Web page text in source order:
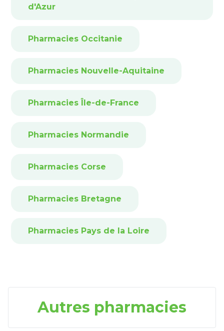
d'Azur
Pharmacies Occitanie
Pharmacies Nouvelle-Aquitaine
Pharmacies Île-de-France
Pharmacies Normandie
Pharmacies Corse
Pharmacies Bretagne
Pharmacies Pays de la Loire
Autres pharmacies